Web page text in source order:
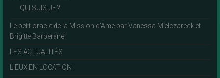
QUI SUIS-JE ?
Le petit oracle de la Mission d’Ame par Vanessa Mielczareck et
Brigitte Barberane
LES ACTUALITÉS
LIEUX EN LOCATION